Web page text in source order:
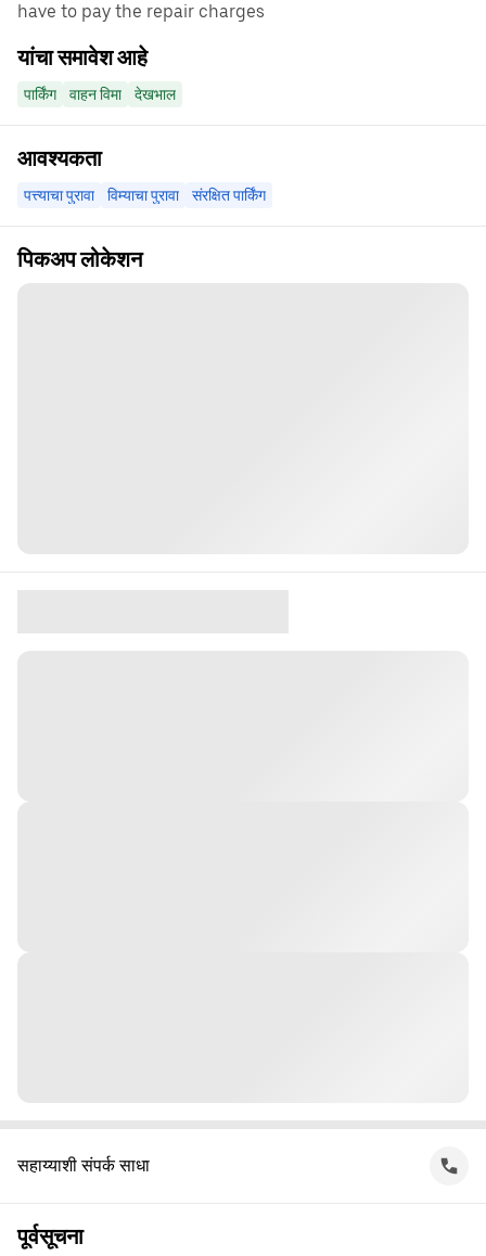
have to pay the repair charges
यांचा समावेश आहे
पार्किंग वाहन विमा देखभाल
आवश्यकता
पत्त्याचा पुरावा विम्याचा पुरावा संरक्षित पार्किंग
पिकअप लोकेशन
सहाय्याशी संपर्क साधा
पूर्वसूचना